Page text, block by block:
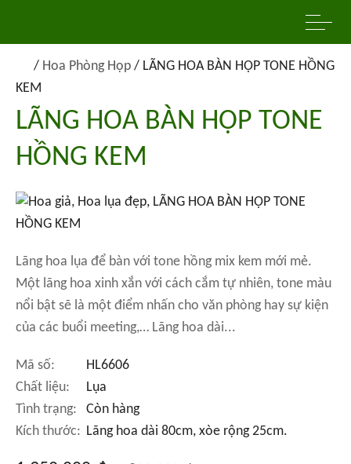
/ Hoa Phòng Họp / LÃNG HOA BÀN HỌP TONE HỒNG
KEM
LÃNG HOA BÀN HỌP TONE
HỒNG KEM
Lãng hoa lụa để bàn với tone hồng mix kem mới mẻ.
Một lãng hoa xinh xắn với cách cắm tự nhiên, tone màu
nổi bật sẽ là một điểm nhấn cho văn phòng hay sự kiện
của các buổi meeting,… Lãng hoa dài...
Mã số:
HL6606
Chất liệu:
Lụa
Tình trạng:
Còn hàng
Kích thước: Lãng hoa dài 80cm, xòe rộng 25cm.